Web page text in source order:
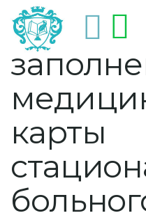
Skip
content
dpoaps
Правила
карты